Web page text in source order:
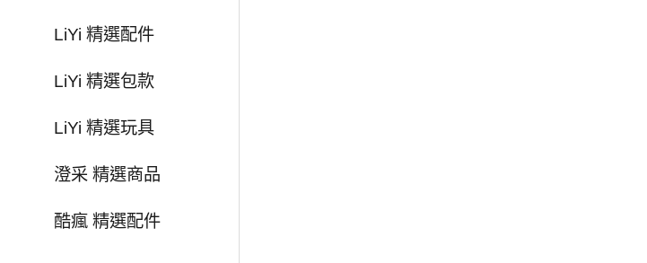
LiYi 精選配件
LiYi 精選包款
LiYi 精選玩具
澄采 精選商品
酷瘋 精選配件